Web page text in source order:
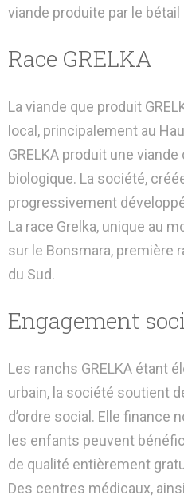
viande produite par le bétail
Race GRELKA
La viande que produit
local, principalement au
GRELKA produit une
biologique. La société,
progressivement
La race Grelka, unique au
sur le Bonsmara, première
du Sud.
Engagement
Les ranchs GRELKA étant
urbain, la société soutient
d’ordre social. Elle finance
les enfants peuvent
de qualité entièrement
Des centres médicaux,